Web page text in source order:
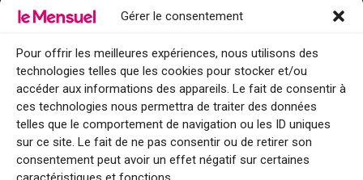
Gérer le consentement
Pour offrir les meilleures expériences, nous utilisons des
technologies telles que les cookies pour stocker et/ou
accéder aux informations des appareils. Le fait de consentir à
ces technologies nous permettra de traiter des données
telles que le comportement de navigation ou les ID uniques
sur ce site. Le fait de ne pas consentir ou de retirer son
consentement peut avoir un effet négatif sur certaines
Points de diffusion Var et Alpes-Maritimes : oû trouver Le Mensuel ?
Le Mensuel en PDF : consultez le magazine en ligne
Qui sommes-nous ?
BFM Top Sorties
EVENT
Tourisme week-end : envie de vous évader le temps d’un week-end ou